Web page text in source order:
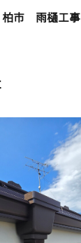
柏市 雨樋工事